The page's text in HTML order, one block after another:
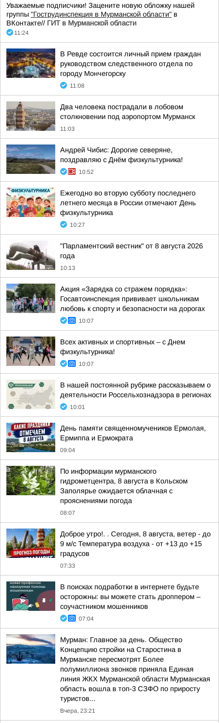
Уважаемые подписчики! Зацените новую обложку нашей
группы "Гострудинспекция в Мурманской области" в
ВКонтакте// ГИТ в Мурманской области
11:24
В Ревде состоится личный прием граждан
руководством следственного отдела по
городу Мончегорску
11:08
Два человека пострадали в лобовом
столкновении под аэропортом Мурманск
11:03
Андрей Чибис: Дорогие северяне,
поздравляю с Днём физкультурника!
10:52
Ежегодно во вторую субботу последнего
летнего месяца в России отмечают День
физкультурника
10:27
"Парламентский вестник" от 8 августа 2026
года
10:13
Акция «Зарядка со стражем порядка»:
Госавтоинспекция прививает школьникам
любовь к спорту и безопасности на дорогах
10:07
Всех активных и спортивных – с Днем
физкультурника!
10:07
В нашей постоянной рубрике рассказываем о
деятельности Россельхознадзора в регионах
10:01
День памяти священномучеников Ермолая,
Ермиппа и Ермократа
09:04
По информации мурманского
гидрометцентра, 8 августа в Кольском
Заполярье ожидается облачная с
прояснениями погода
08:07
Доброе утро!. . Сегодня, 8 августа, ветер - до
9 м/с Температура воздуха - от +13 до +15
градусов
07:33
В поисках подработки в интернете будьте
осторожны: вы можете стать дроппером –
соучастником мошенников
07:04
Мурман: Главное за день. Общество
Концепцию стройки на Старостина в
Мурманске пересмотрят Более
полумиллиона звонков приняла Единая
линия ЖКХ Мурманской области Мурманская
область вошла в топ-3 СЗФО по приросту
туристов...
Вчера, 23:21